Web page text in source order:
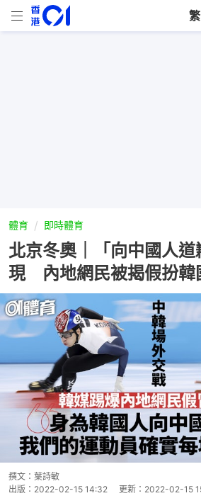
繁
體育 即時體育
北京冬奧｜「向中國人
現 內地網民被揭假扮韓
撰文： 葉詩敏
出版： 2022-02-15 14:32 更新： 2022-02-15